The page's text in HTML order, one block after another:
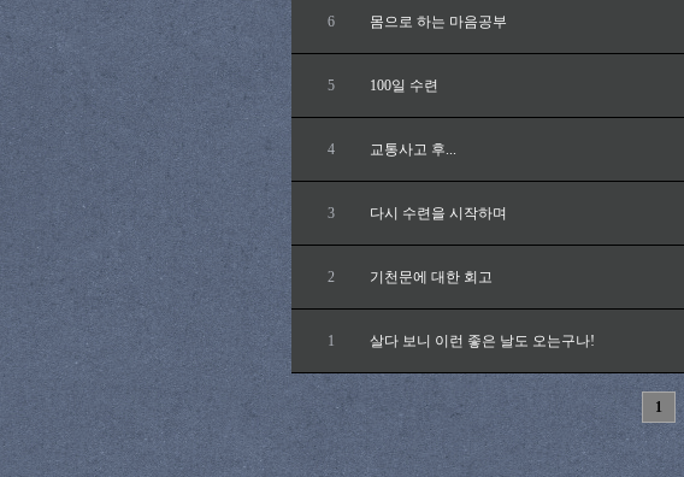
6 몸으로 하는 마음공부
5 100일 수련
4 교통사고 후...
3 다시 수련을 시작하며
2 기천문에 대한 회고
1 살다 보니 이런 좋은 날도 오는구나!
1